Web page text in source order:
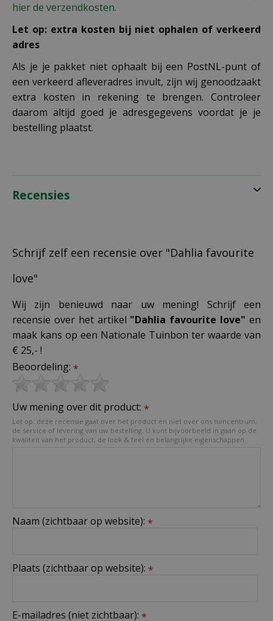
hier de verzendkosten.
Let op: extra kosten bij niet ophalen of verkeerd
adres
Als je je pakket niet ophaalt bij een PostNL-punt of
een verkeerd afleveradres invult, zijn wij genoodzaakt
extra kosten in rekening te brengen. Controleer
daarom altijd goed je adresgegevens voordat je je
bestelling plaatst.
Recensies
Schrijf zelf een recensie over "Dahlia favourite
love"
Wij zijn benieuwd naar uw mening! Schrijf een
recensie over het artikel "Dahlia favourite love" en
maak kans op een Nationale Tuinbon ter waarde van
€ 25,- !
Beoordeling: *
Uw mening over dit product: *
Let op: deze recensie gaat over het product en niet over ons tuincentrum,
de service of levering van uw bestelling. U kunt bijvoorbeeld in gaan op de
kwaliteit van het product, de look & feel en belangrijke eigenschappen.
Naam (zichtbaar op website): *
Plaats (zichtbaar op website): *
E-mailadres (niet zichtbaar): *